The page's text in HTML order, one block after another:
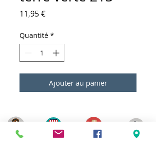
11,95 €Prix
Quantité *
Ajouter au panier
Service client
Paiement sécurisé
Click & Collect 2H
Livraison gratuite